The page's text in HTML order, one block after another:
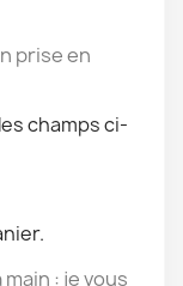
prise en
champs ci-
: je vous